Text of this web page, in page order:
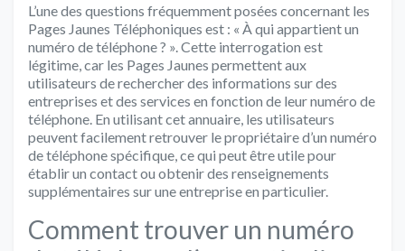
L’une des questions fréquemment posées concernant les
Pages Jaunes Téléphoniques est : « À qui appartient un
numéro de téléphone ? ». Cette interrogation est
légitime, car les Pages Jaunes permettent aux
utilisateurs de rechercher des informations sur des
entreprises et des services en fonction de leur numéro de
téléphone. En utilisant cet annuaire, les utilisateurs
peuvent facilement retrouver le propriétaire d’un numéro
de téléphone spécifique, ce qui peut être utile pour
établir un contact ou obtenir des renseignements
supplémentaires sur une entreprise en particulier.
Comment trouver un numéro